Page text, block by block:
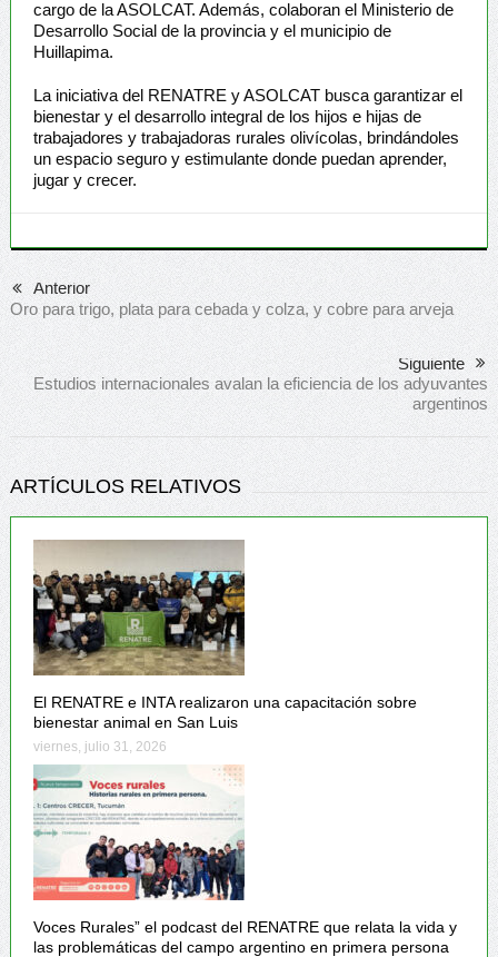
cargo de la ASOLCAT. Además, colaboran el Ministerio de
Desarrollo Social de la provincia y el municipio de
Huillapima.
La iniciativa del RENATRE y ASOLCAT busca garantizar el
bienestar y el desarrollo integral de los hijos e hijas de
trabajadores y trabajadoras rurales olivícolas, brindándoles
un espacio seguro y estimulante donde puedan aprender,
jugar y crecer.
Anterior
Oro para trigo, plata para cebada y colza, y cobre para arveja
Siguiente
Estudios internacionales avalan la eficiencia de los adyuvantes
argentinos
ARTÍCULOS RELATIVOS
El RENATRE e INTA realizaron una capacitación sobre
bienestar animal en San Luis
viernes, julio 31, 2026
Voces Rurales” el podcast del RENATRE que relata la vida y
las problemáticas del campo argentino en primera persona